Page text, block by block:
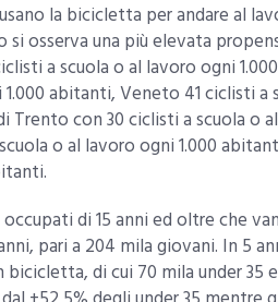
la bicicletta per andare al
osserva una più elevata
a scuola o al lavoro ogni
abitanti, Veneto 41 ciclisti a
con 30 ciclisti a scuola o
o al lavoro ogni 1.000
di 15 anni ed oltre che
pari a 204 mila giovani. In 5
di cui 70 mila under 35